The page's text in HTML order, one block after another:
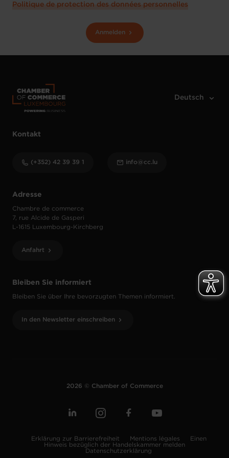
Politique de protection des données personnelles
Anmelden
Bleiben Sie informiert
Bleiben Sie über Ihre bevorzugten Themen informiert.
In den Newsletter einschreiben
Adresse
Chambre de commerce
7, rue Alcide de Gasperi
L-1615 Luxembourg-Kirchberg
Anfahrt
Kontakt
(+352) 42 39 39 1 info@cc.lu
2026 © Chamber of Commerce
Erklärung zur Barrierefreiheit Mentions légales
Einen
Hinweis bezüglich der Handelskammer melden
Datenschutzerklärung